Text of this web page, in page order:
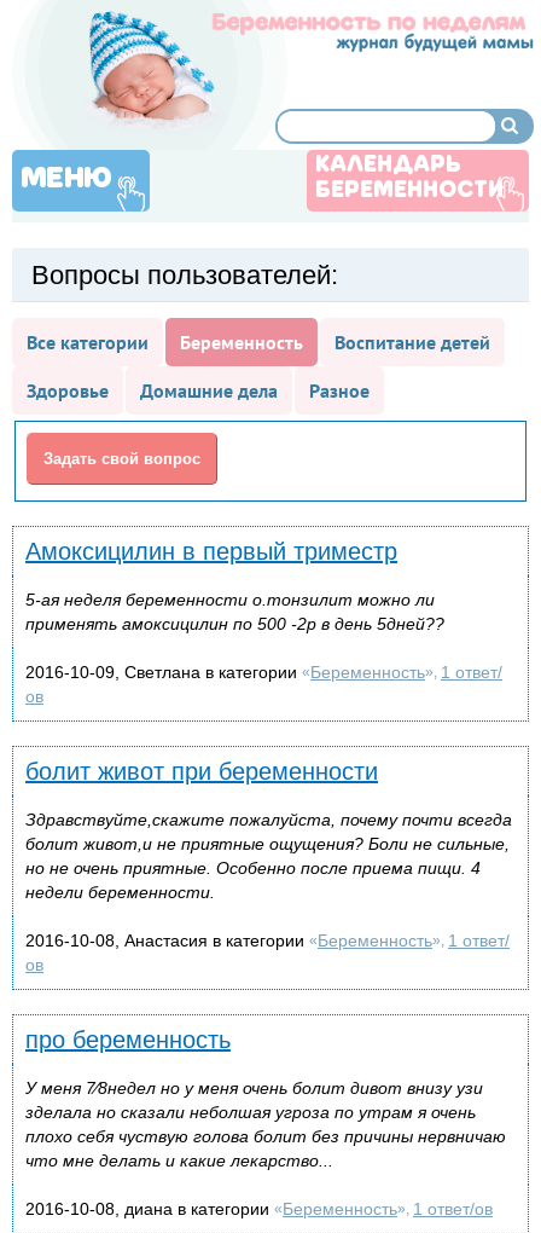
МЕНЮ
КАЛЕНДАРЬ
БЕРЕМЕННОСТИ
Вопросы пользователей:
Все категории Беременность
Воспитание детей
Здоровье
Домашние дела Разное
Задать свой вопрос
Амоксицилин в первый триместр
5-ая неделя беременности о.тонзилит можно ли
применять амоксицилин по 500 -2р в день 5дней??
2016-10-09, Светлана в категории «Беременность», 1 ответ/
ов
болит живот при беременности
Здравствуйте,скажите пожалуйста, почему почти всегда
болит живот,и не приятные ощущения? Боли не сильные,
но не очень приятные. Особенно после приема пищи. 4
недели беременности.
2016-10-08, Анастасия в категории «Беременность», 1 ответ/
ов
про беременность
У меня 7⁄8недел но у меня очень болит дивот внизу узи
зделала но сказали неболшая угроза по утрам я очень
плохо себя чуствую голова болит без причины нервничаю
что мне делать и какие лекарство...
2016-10-08, диана в категории «Беременность», 1 ответ/ов